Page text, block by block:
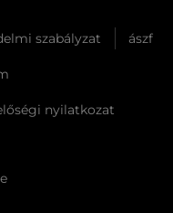
szabályzat ászf
nyilatkozat